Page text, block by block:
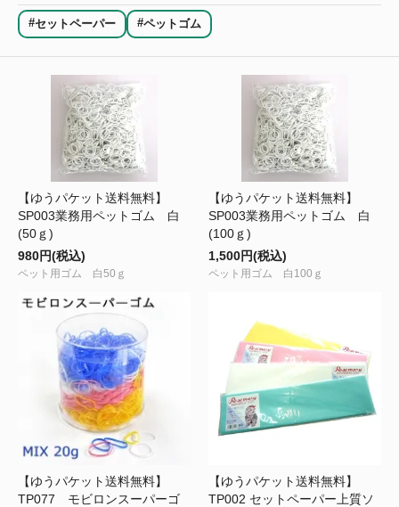
#セットペーパー #ペットゴム
【ゆうパケット送料無料】
SP003業務用ペットゴム 白
(50ｇ)
980円(税込)
ペット用ゴム 白50ｇ
【ゆうパケット送料無料】
SP003業務用ペットゴム 白
(100ｇ)
1,500円(税込)
ペット用ゴム 白100ｇ
【ゆうパケット送料無料】
TP077 モビロンスーパーゴ
【ゆうパケット送料無料】
TP002 セットペーパー上質ソ